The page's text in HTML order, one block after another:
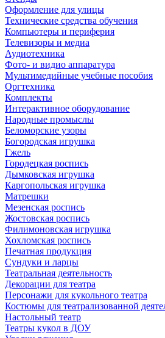
Оформление для улицы
Технические средства обучения
Компьютеры и периферия
Телевизоры и медиа
Аудиотехника
Фото- и видио аппаратура
Мультимедийные учебные пособия
Оргтехника
Комплекты
Интерактивное оборудование
Народные промыслы
Беломорские узоры
Богородская игрушка
Гжель
Городецкая роспись
Дымковская игрушка
Каргопольская игрушка
Матрешки
Мезенская роспись
Жостовская роспись
Филимоновская игрушка
Хохломская роспись
Печатная продукция
Сундуки и ларцы
Театральная деятельность
Декорации для театра
Персонажи для кукольного театра
Костюмы для театрализованной
Настольный театр
Театры кукол в ДОУ